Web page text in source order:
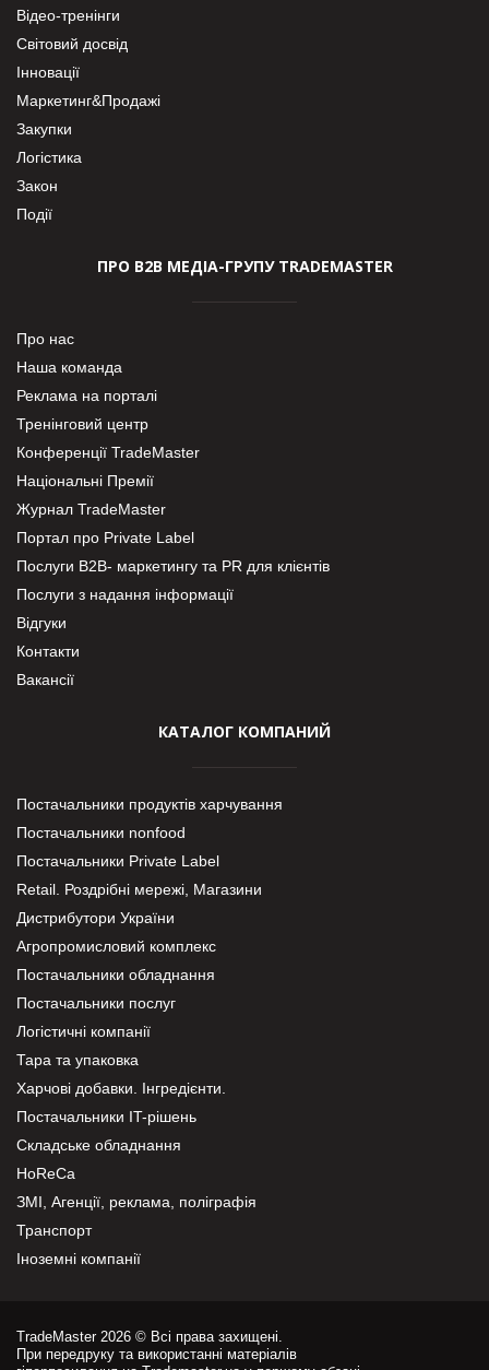
Відео-тренінги
Світовий досвід
Інновації
Маркетинг&Продажі
Закупки
Логістика
Закон
Події
ПРО В2В МЕДІА-ГРУПУ TRADEMASTER
Про нас
Наша команда
Реклама на порталі
Тренінговий центр
Конференції TradeMaster
Національні Премії
Журнал TradeMaster
Портал про Private Label
Послуги В2В- маркетингу та PR для клієнтів
Послуги з надання інформації
Відгуки
Контакти
Вакансії
КАТАЛОГ КОМПАНИЙ
Постачальники продуктів харчування
Постачальники nonfood
Постачальники Private Label
Retail. Роздрібні мережі, Магазини
Дистрибутори України
Агропромисловий комплекс
Постачальники обладнання
Постачальники послуг
Логістичні компанії
Тара та упаковка
Харчові добавки. Інгредієнти.
Постачальники IT-рішень
Складське обладнання
HoReCa
ЗМІ, Агенції, реклама, поліграфія
Транспорт
Іноземні компанії
TradeMaster 2026 © Всі права захищені.
При передруку та використанні матеріалів